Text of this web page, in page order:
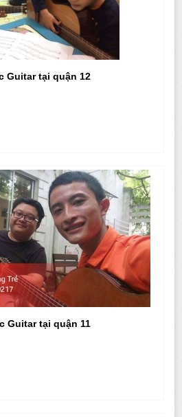
Guitar tại quận 12
Guitar tại quận 11